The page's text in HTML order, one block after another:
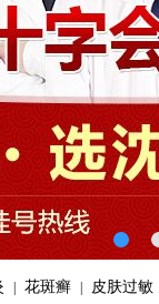
花斑癣 皮肤过敏